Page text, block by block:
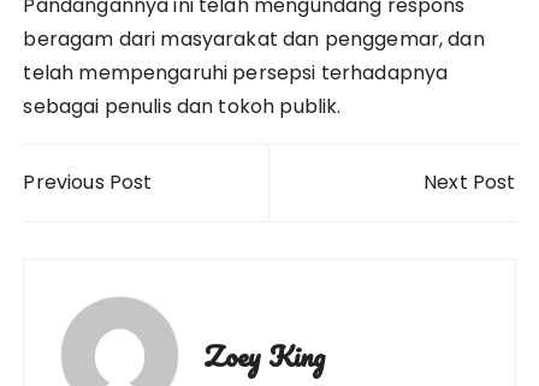
Pandangannya ini telah mengundang respons
beragam dari masyarakat dan penggemar, dan
telah mempengaruhi persepsi terhadapnya
sebagai penulis dan tokoh publik.
navigation
Previous Post Next Post
Zoey King